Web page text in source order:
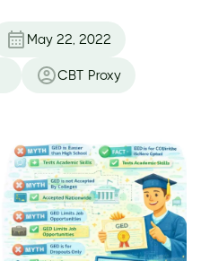
May 22, 2022
CBT Proxy